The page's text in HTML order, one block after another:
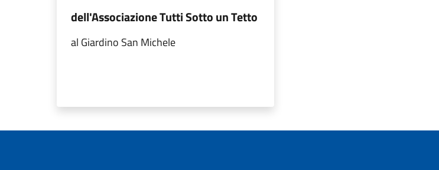
dell'Associazione Tutti Sotto un Tetto
al Giardino San Michele